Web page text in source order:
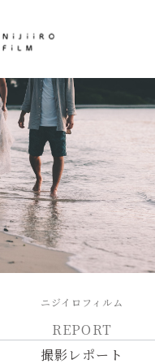
ニジイロフィルム
REPORT
撮影レポート